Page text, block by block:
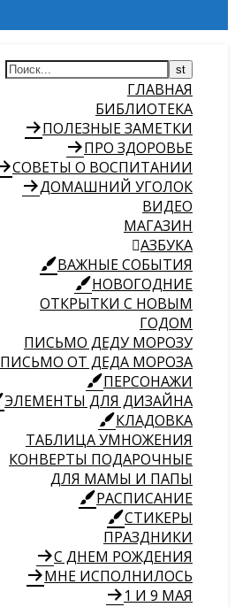
ГЛАВНАЯ
БИБЛИОТЕКА
ПОЛЕЗНЫЕ ЗАМЕТКИ
ПРО ЗДОРОВЬЕ
СОВЕТЫ О ВОСПИТАНИИ
ДОМАШНИЙ УГОЛОК
ВИДЕО
МАГАЗИН
АЗБУКА
ВАЖНЫЕ СОБЫТИЯ
НОВОГОДНИЕ
ОТКРЫТКИ С НОВЫМ
ГОДОМ
ПИСЬМО ДЕДУ МОРОЗУ
ПИСЬМО ОТ ДЕДА МОРОЗА
ПЕРСОНАЖИ
ЭЛЕМЕНТЫ ДЛЯ ДИЗАЙНА
КЛАДОВКА
ТАБЛИЦА УМНОЖЕНИЯ
КОНВЕРТЫ ПОДАРОЧНЫЕ
ДЛЯ МАМЫ И ПАПЫ
РАСПИСАНИЕ
СТИКЕРЫ
ПРАЗДНИКИ
С ДНЕМ РОЖДЕНИЯ
МНЕ ИСПОЛНИЛОСЬ
1 И 9 МАЯ